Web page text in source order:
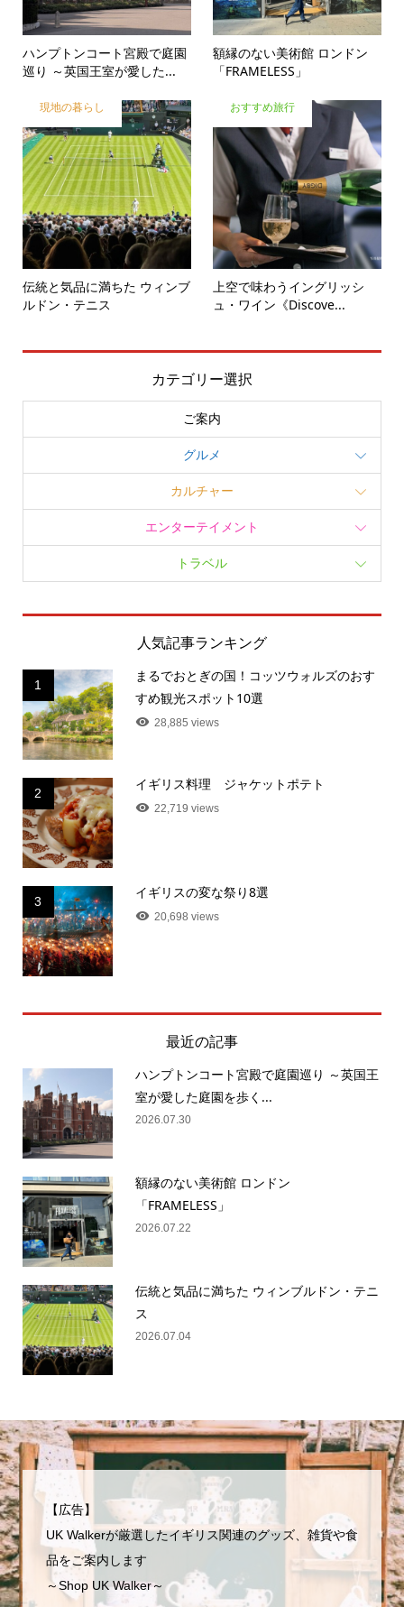
ハンプトンコート宮殿で庭園
巡り ～英国王室が愛した...
額縁のない美術館 ロンドン
「FRAMELESS」
現地の暮らし
伝統と気品に満ちた ウィンブ
ルドン・テニス
おすすめ旅行
上空で味わうイングリッシ
ュ・ワイン《Discove...
カテゴリー選択
ご案内
グルメ
カルチャー
エンターテイメント
トラベル
人気記事ランキング
1
まるでおとぎの国！コッツウォルズのおす
すめ観光スポット10選
28,885 views
2
イギリス料理 ジャケットポテト
22,719 views
3
イギリスの変な祭り8選
20,698 views
最近の記事
ハンプトンコート宮殿で庭園巡り ～英国王
室が愛した庭園を歩く...
2026.07.30
額縁のない美術館 ロンドン
「FRAMELESS」
2026.07.22
伝統と気品に満ちた ウィンブルドン・テニ
ス
2026.07.04
【広告】
UK Walkerが厳選したイギリス関連のグッズ、雑貨や食
品をご案内します
～Shop UK Walker～